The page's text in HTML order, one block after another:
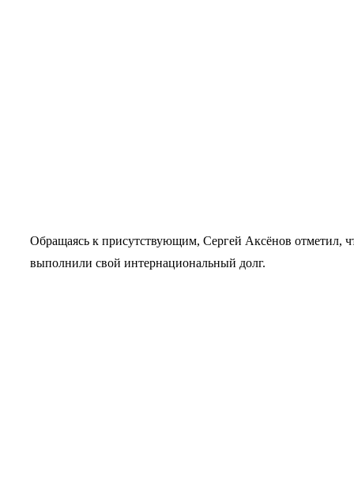
Обращаясь к присутствующим, Сергей Аксёнов отметил,
выполнили свой интернациональный долг.